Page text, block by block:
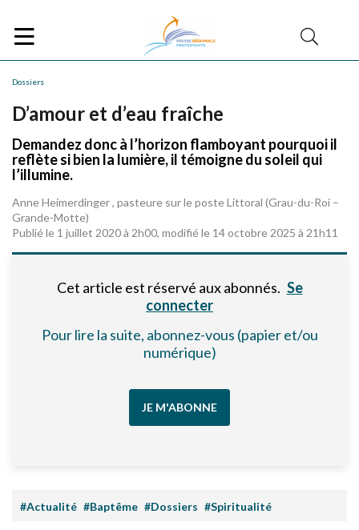
Dossiers
D’amour et d’eau fraîche
Demandez donc à l’horizon flamboyant pourquoi il
reflète si bien la lumière, il témoigne du soleil qui
l’illumine.
Anne Heimerdinger , pasteure sur le poste Littoral (Grau-du-Roi –
Grande-Motte)
Publié le 1 juillet 2020 à 2h00, modifié le 14 octobre 2025 à 21h11
Cet article est réservé aux abonnés. Se
connecter
Pour lire la suite, abonnez-vous (papier et/ou
numérique)
JE M'ABONNE
#Actualité #Baptême #Dossiers #Spiritualité